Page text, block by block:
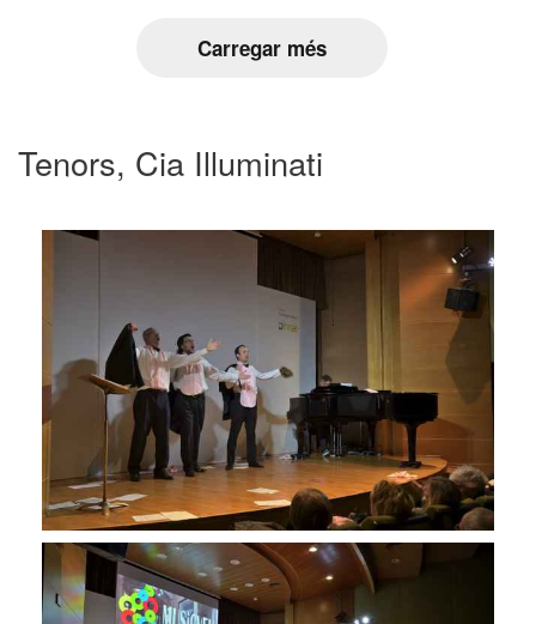
Carregar més
Tenors, Cia Illuminati